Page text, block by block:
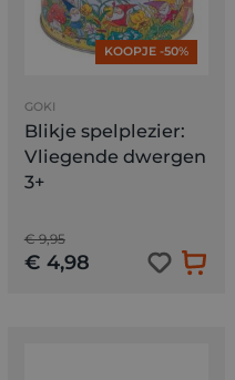
KOOPJE -50%
GOKI
Blikje spelplezier:
Vliegende dwergen
3+
€ 9,95
€ 4,98